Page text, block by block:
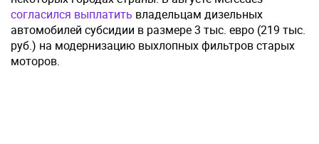
согласился выплатить владельцам дизельных
автомобилей субсидии в размере 3 тыс. евро (219 тыс.
руб.) на модернизацию выхлопных фильтров старых
моторов.